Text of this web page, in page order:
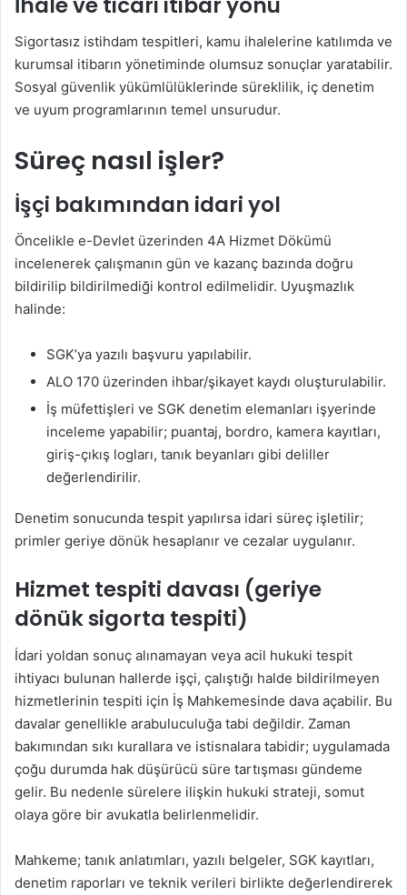
Sigortasız istihdam tespitleri, kamu ihalelerine katılımda ve
kurumsal itibarın yönetiminde olumsuz sonuçlar yaratabilir.
Sosyal güvenlik yükümlülüklerinde süreklilik, iç denetim
ve uyum programlarının temel unsurudur.
Süreç nasıl işler?
İşçi bakımından idari yol
Öncelikle e-Devlet üzerinden 4A Hizmet Dökümü
incelenerek çalışmanın gün ve kazanç bazında doğru
bildirilip bildirilmediği kontrol edilmelidir. Uyuşmazlık
halinde:
SGK’ya yazılı başvuru yapılabilir.
ALO 170 üzerinden ihbar/şikayet kaydı oluşturulabilir.
İş müfettişleri ve SGK denetim elemanları işyerinde
inceleme yapabilir; puantaj, bordro, kamera kayıtları,
giriş-çıkış logları, tanık beyanları gibi deliller
değerlendirilir.
Denetim sonucunda tespit yapılırsa idari süreç işletilir;
primler geriye dönük hesaplanır ve cezalar uygulanır.
Hizmet tespiti davası (geriye
dönük sigorta tespiti)
İdari yoldan sonuç alınamayan veya acil hukuki tespit
ihtiyacı bulunan hallerde işçi, çalıştığı halde bildirilmeyen
hizmetlerinin tespiti için İş Mahkemesinde dava açabilir. Bu
davalar genellikle arabuluculuğa tabi değildir. Zaman
bakımından sıkı kurallara ve istisnalara tabidir; uygulamada
çoğu durumda hak düşürücü süre tartışması gündeme
gelir. Bu nedenle sürelere ilişkin hukuki strateji, somut
olaya göre bir avukatla belirlenmelidir.
Mahkeme; tanık anlatımları, yazılı belgeler, SGK kayıtları,
denetim raporları ve teknik verileri birlikte değerlendirerek